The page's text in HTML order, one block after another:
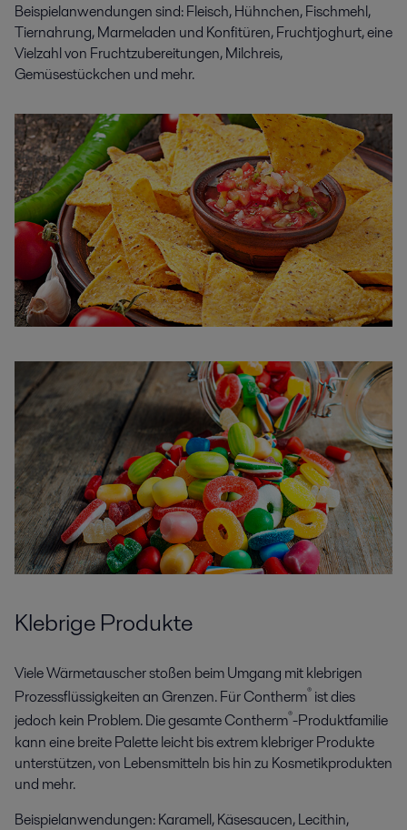
Beispielanwendungen sind: Fleisch, Hühnchen, Fischmehl,
Tiernahrung, Marmeladen und Konfitüren, Fruchtjoghurt, eine
Vielzahl von Fruchtzubereitungen, Milchreis,
Gemüsestückchen und mehr.
Klebrige Produkte
Viele Wärmetauscher stoßen beim Umgang mit klebrigen
Prozessflüssigkeiten an Grenzen. Für Contherm® ist dies
jedoch kein Problem. Die gesamte Contherm®-Produktfamilie
kann eine breite Palette leicht bis extrem klebriger Produkte
unterstützen, von Lebensmitteln bis hin zu Kosmetikprodukten
und mehr.
Beispielanwendungen: Karamell, Käsesaucen, Lecithin,